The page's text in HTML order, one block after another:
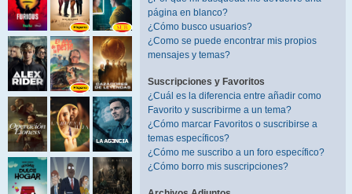
página en blanco?
¿Cómo busco usuarios?
¿Como se puede encontrar mis propios
mensajes y temas?
Suscripciones y Favoritos
¿Cuál es la diferencia entre añadir como
Favorito y suscribirme a un tema?
¿Cómo marcar Favoritos o suscribirse a
temas específicos?
¿Cómo me suscribo a un foro específico?
¿Cómo borro mis suscripciones?